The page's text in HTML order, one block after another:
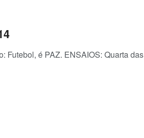
Futebol, é PAZ. ENSAIOS: Quarta das